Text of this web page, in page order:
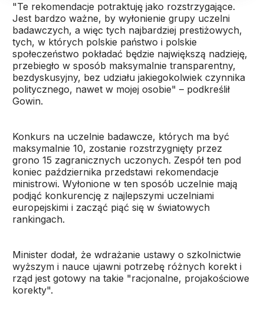
"Te rekomendacje potraktuję jako rozstrzygające.
Jest bardzo ważne, by wyłonienie grupy uczelni
badawczych, a więc tych najbardziej prestiżowych,
tych, w których polskie państwo i polskie
społeczeństwo pokładać będzie największą nadzieję,
przebiegło w sposób maksymalnie transparentny,
bezdyskusyjny, bez udziału jakiegokolwiek czynnika
politycznego, nawet w mojej osobie" – podkreślił
Gowin.
Konkurs na uczelnie badawcze, których ma być
maksymalnie 10, zostanie rozstrzygnięty przez
grono 15 zagranicznych uczonych. Zespół ten pod
koniec października przedstawi rekomendacje
ministrowi. Wyłonione w ten sposób uczelnie mają
podjąć konkurencję z najlepszymi uczelniami
europejskimi i zacząć piąć się w światowych
rankingach.
Minister dodał, że wdrażanie ustawy o szkolnictwie
wyższym i nauce ujawni potrzebę różnych korekt i
rząd jest gotowy na takie "racjonalne, projakościowe
korekty".